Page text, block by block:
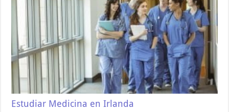
Estudiar Medicina en Irlanda